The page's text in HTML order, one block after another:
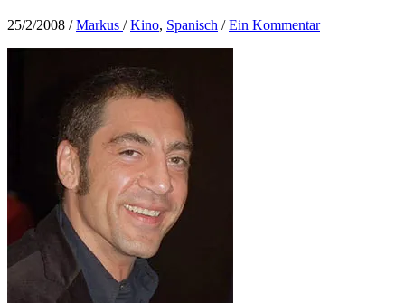
25/2/2008 /Markus /Kino, Spanisch /Ein Kommentar